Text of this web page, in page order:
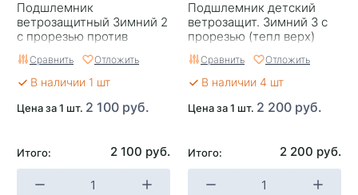
Подшлемник
ветрозащитный Зимний 2
с прорезью против
намерзания конденсата
(тонкий верх) Dragonfly
Сравнить Отложить
В наличии 1 шт
Цена за 1 шт. 2 100 руб.
Итого: 2 100 руб.
Подшлемник детский
ветрозащит. Зимний 3 с
прорезью (тепл верх)
Dragonfly
Сравнить Отложить
В наличии 4 шт
Цена за 1 шт. 2 200 руб.
Итого: 2 200 руб.